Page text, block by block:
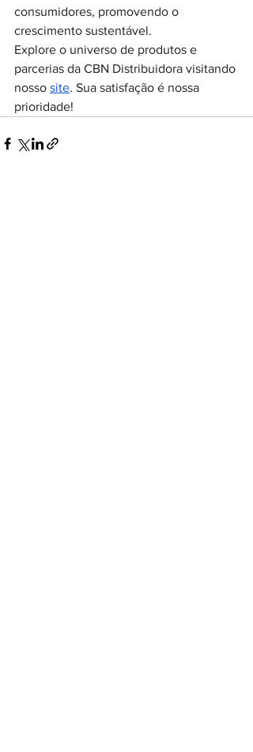
consumidores, promovendo o
crescimento sustentável.
Explore o universo de produtos e
parcerias da CBN Distribuidora visitando
nosso site. Sua satisfação é nossa
prioridade!